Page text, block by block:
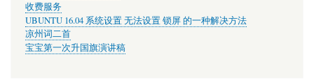
收费服务
UBUNTU 16.04 系统设置 无法设置 锁屏 的一种解决方法
凉州词二首
宝宝第一次升国旗演讲稿